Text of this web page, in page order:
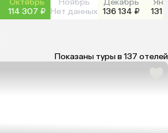
Октябрь
114 307 ₽
Ноябрь
Нет данных
Декабрь
136 134 ₽
131
Показаны туры в 137 отелей